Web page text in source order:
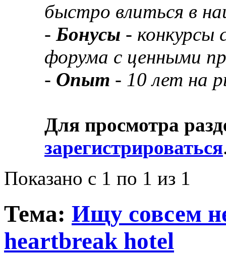
быстро влиться в
- Бонусы - конкурсы
форума с ценными
- Опыт - 10 лет на
Для просмотра
зарегистрироваться
Показано с 1 по 1 из 1
Тема: Ищу совсем
heartbreak hotel